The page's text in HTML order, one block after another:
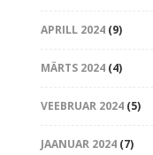
APRILL 2024(9)
MÄRTS 2024(4)
VEEBRUAR 2024(5)
JAANUAR 2024(7)